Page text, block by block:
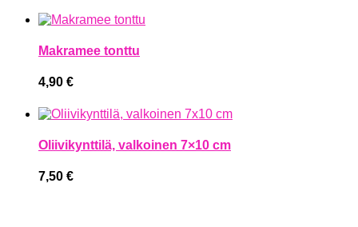
Makramee tonttu
4,90 €
Oliivikynttilä, valkoinen 7×10 cm
7,50 €